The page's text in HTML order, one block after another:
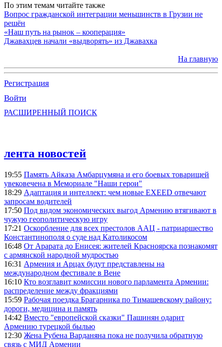
По этим темам читайте также
Вопрос гражданской интеграции меньшинств в Грузии не
решён
«Наш путь на рынок – кооперация»
Джавахцев начали «выдворять» из Джавахка
На главную
Регистрация
Войти
РАСШИРЕННЫЙ ПОИСК
лента новостей
19:55 Память Айказа Амбарцумяна и его боевых товарищей
увековечена в Мемориале "Наши герои"
18:29 Адаптация и интеллект: чем новые EXEED отвечают
запросам водителей
17:50 Под видом экономических выгод Армению втягивают в
чужую геополитическую игру
17:21 Оскорбление для всех престолов ААЦ - патриаршество
Константинополя о суде над Католикосом
16:48 От Арарата до Енисея: жителей Красноярска познакомят
с армянской народной мудростью
16:31 Армения и Арцах будут представлены на
международном фестивале в Вене
16:10 Кто возглавит комиссии нового парламента Армении:
распределение между фракциями
15:59 Рабочая поездка Брагарника по Тимашевскому району:
дороги, медицина и память
14:42 Вместо "европейской сказки" Пашинян одарит
Армению турецкой былью
12:30 Жена Рубена Варданяна пока не получила обратную
связь с МИД Армении